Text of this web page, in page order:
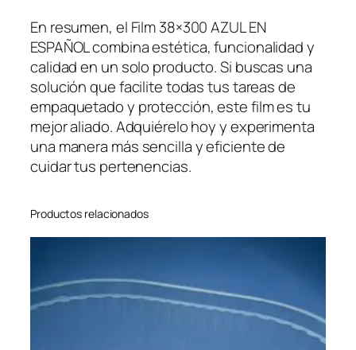
En resumen, el Film 38×300 AZUL EN
ESPAÑOL combina estética, funcionalidad y
calidad en un solo producto. Si buscas una
solución que facilite todas tus tareas de
empaquetado y protección, este film es tu
mejor aliado. Adquiérelo hoy y experimenta
una manera más sencilla y eficiente de
cuidar tus pertenencias.
Productos relacionados